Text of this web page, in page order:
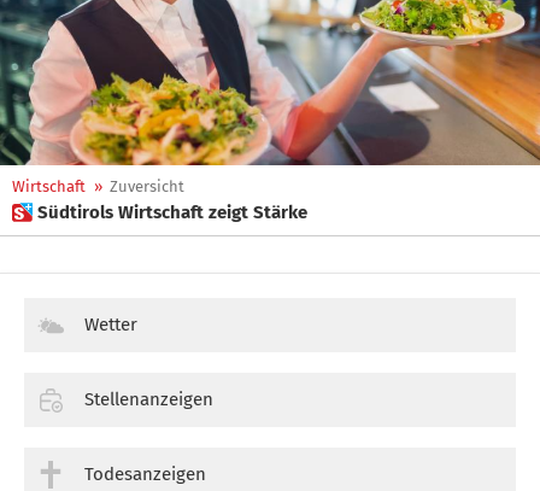
Wirtschaft » Zuversicht
 Südtirols Wirtschaft zeigt Stärke
Wetter
Stellenanzeigen
Todesanzeigen